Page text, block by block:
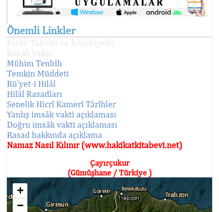
Önemli Linkler
Farklı Takvim ve İmsâkiyeler
İmsâk Vakti
Mühim Tenbîh
Temkin Müddeti
Rü'yet-i Hilâl
Hilâl Rasadları
Senelik Hicrî Kamerî Târîhler
Yanlış imsâk vakti açıklaması
Doğru imsâk vakti açıklaması
Rasad hakkında açıklama
Namaz Nasıl Kılınır (www.hakikatkitabevi.net)
Çayırçukur
(Gümüşhane / Türkiye )
+
−